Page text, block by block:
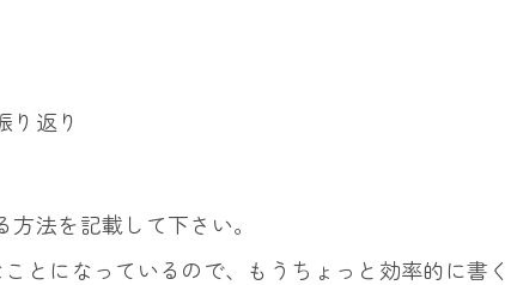
り返り
法を記載して下さい。
とになっているので、もうちょっと効率的に書く